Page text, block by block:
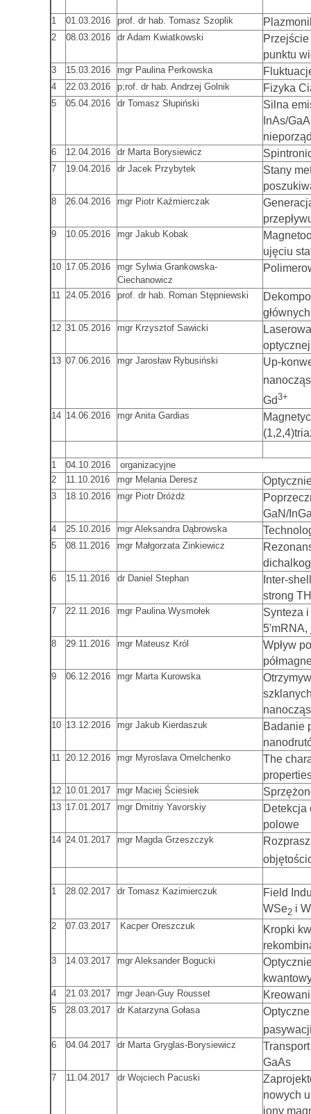
1 01.03.2016 prof. dr hab. Tomasz Szoplik
2 08.03.2016 dr Adam Kwiatkowski
punktu
3 15.03.2016 mgr Paulina Perkowska
4 22.03.2016 p;rof. dr hab. Andrzej Golnik Fizyka
5 05.04.2016 dr Tomasz Słupiński
Silna
InAs/
6 12.04.2016 dr Marta Borysiewicz
7 19.04.2016 dr Jacek Przybytek
Stany
8 26.04.2016 mgr Piotr Kaźmierczak
9 10.05.2016 mgr Jakub Kobak
ujęciu
10 17.05.2016
mgr Sylwia Grankowska-
Ciechanowicz
11 24.05.2016 prof. dr hab. Roman Stępniewski
12 31.05.2016 mgr Krzysztof Sawicki
13 07.06.2016 mgr Jarosław Rybusiński
Up-
Gd3+
14 14.06.2016 mgr Anita Gardias
1 04.10.2016
organizacyjne
2
11.10.2016 mgr Melania Deresz
3 18.10.2016 mgr Piotr Dróżdż
GaN/
4 25.10.2016 mgr Aleksandra Dąbrowska
5 08.11.2016 mgr Małgorzata Zinkiewicz
6 15.11.2016 dr Daniel Stephan
Inter-
strong
7 22.11.2016 mgr Paulina Wysmołek
Synteza
5'mRNA,
8 29.11.2016 mgr Mateusz Król
Wpływ
9 06.12.2016 mgr Marta Kurowska
10 13.12.2016 mgr Jakub Kierdaszuk
Badanie
11 20.12.2016 mgr Myroslava Omelchenko
The
12 10.01.2017 mgr Maciej Ściesiek
13 17.01.2017 mgr Dmitriy Yavorskiy
Detekcja
polowe
14 24.01.2017 mgr Magda Grzeszczyk
1 28.02.2017 dr Tomasz Kazimierczuk
Field
WSe2 i
2 07.03.2017 Kacper Oreszczuk
Kropki
3 14.03.2017 mgr Aleksander Bogucki
4 21.03.2017 mgr Jean-Guy Rousset
5 28.03.2017 dr Katarzyna Gołasa
6 04.04.2017 dr Marta Gryglas-Borysiewicz
GaAs
7 11.04.2017 dr Wojciech Pacuski
nowych
jony